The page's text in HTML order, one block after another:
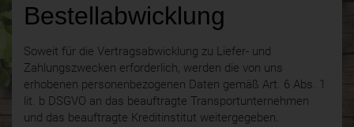
Bestellabwicklung
Soweit für die Vertragsabwicklung zu Liefer- und
Zahlungszwecken erforderlich, werden die von uns
erhobenen personenbezogenen Daten gemäß Art. 6 Abs. 1
lit. b DSGVO an das beauftragte Transportunternehmen
und das beauftragte Kreditinstitut weitergegeben.